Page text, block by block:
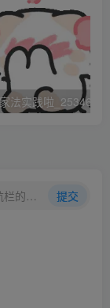
法实践啦
欢迎评论！若上传图片，请点击左侧导航栏的图床工具，获取图片链接。 提交